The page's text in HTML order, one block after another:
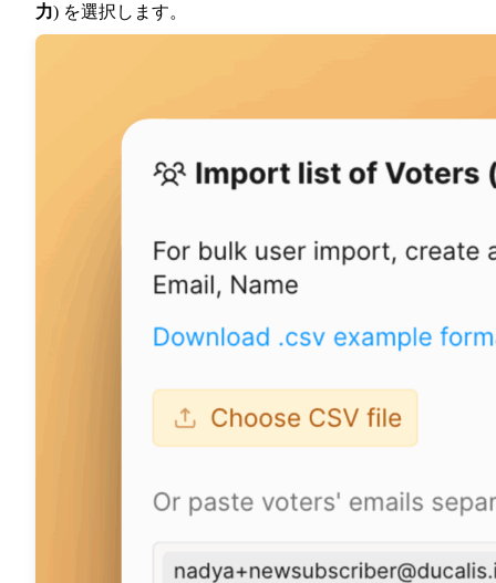
力) を選択します。